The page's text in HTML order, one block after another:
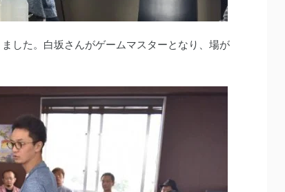
した。白坂さんがゲームマスターとなり、場が